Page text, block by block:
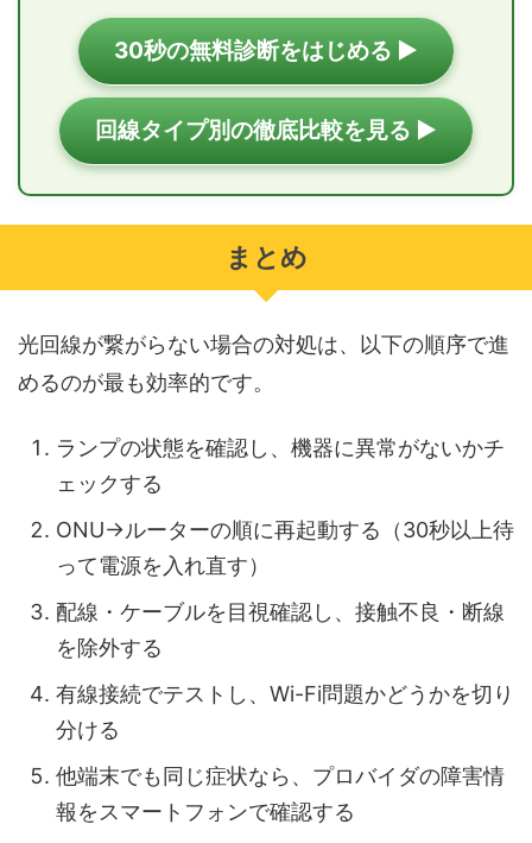
30秒の無料診断をはじめる ▶
回線タイプ別の徹底比較を見る ▶
まとめ
光回線が繋がらない場合の対処は、以下の順序で進
めるのが最も効率的です。
ランプの状態を確認し、機器に異常がないかチ
ェックする
ONU→ルーターの順に再起動する（30秒以上待
って電源を入れ直す）
配線・ケーブルを目視確認し、接触不良・断線
を除外する
有線接続でテストし、Wi-Fi問題かどうかを切り
分ける
他端末でも同じ症状なら、プロバイダの障害情
報をスマートフォンで確認する